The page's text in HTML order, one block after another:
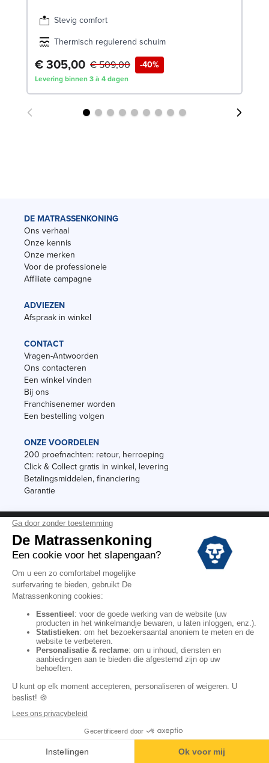
Toevoegen aan winkelmandje
Stevig comfort
Thermisch regulerend schuim
€ 305,00 -40%
€ 509,00
Levering binnen 3 à 4 dagen
DE MATRASSENKONING
Ons verhaal
Onze kennis
Onze merken
Voor de professionele
Affiliate campagne
ADVIEZEN
Afspraak in winkel
CONTACT
Vragen-Antwoorden
Ons contacteren
Een winkel vinden
Bij ons
Franchisenemer worden
Een bestelling volgen
ONZE VOORDELEN
200 proefnachten: retour, herroeping
Click & Collect gratis in winkel, levering
Betalingsmiddelen, financiering
Garantie
Vermeldingen
Black Friday
Voorraadverkoop
Algemene verkoopvoorwaarden voor winkels
Algemene verkoopvoorwaarden op internet
Wettelijke Bepalingen
Persoonlijke gegevens
Kortingscodes De Matrassenkoning
Copyright © 2022. All rights reserved.